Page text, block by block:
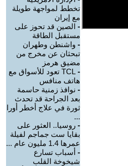
تخطط لمواجهة طويلة
مع إيران
- الصين قد تحوز على
مستقبل الطاقة
- واشنطن وطهران
تبحثان عن مخرج من
مضيق هرمز
-
TCL تعود للأسواق مع
هاتف منافس
- نوافذ زمنية حاسمة
بعد الجراحة قد تحدث
ثورة في علاج أخطر أورا
...
- روسيا.. العثور على
بقايا ست جماجم لفيلة
عمرها 1.4 مليون عام ...
- أسباب تسارع
شيخوخة القلب